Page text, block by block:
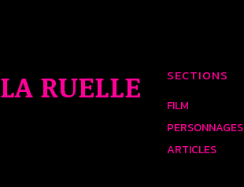
RUELLE
SECTIONS
FILM
PERSONNAGES
ARTICLES